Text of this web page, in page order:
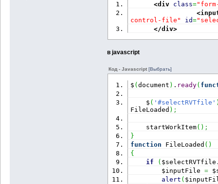
<div class=
control-file"
id=
</div>
в javascript
Код - Javascript [Выбрать]
$ (document ) . ready(
$ ( '#selectRVTfile'
FileLoaded ) ;
startWorkItem( ) ;
}
function FileLoaded ( )
{
if
(
$inputFile =
alert (